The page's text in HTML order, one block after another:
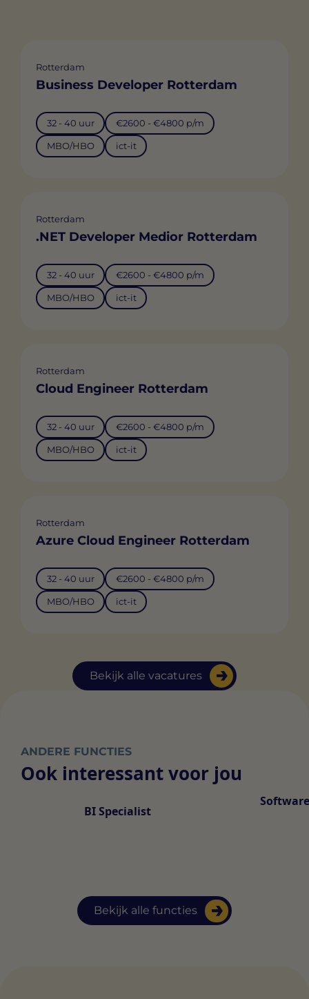
Bekijk alle vacatures
Rotterdam
Business Developer Rotterdam
32 - 40 uur €2600 - €4800 p/m
MBO/HBO ict-it
Rotterdam
.NET Developer Medior Rotterdam
32 - 40 uur €2600 - €4800 p/m
MBO/HBO ict-it
Rotterdam
Cloud Engineer Rotterdam
32 - 40 uur €2600 - €4800 p/m
MBO/HBO ict-it
Rotterdam
Azure Cloud Engineer Rotterdam
32 - 40 uur €2600 - €4800 p/m
MBO/HBO ict-it
ANDERE FUNCTIES
Ook interessant voor jou
Bekijk alle functies
BI Specialist